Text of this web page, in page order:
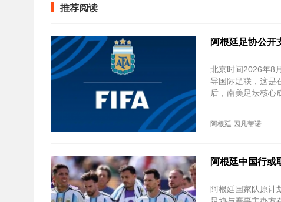
推荐阅读
阿根廷足协公开
北京时间‌2026年8
导国际足联，这是
后，南美足坛核心
阿根廷 因凡蒂诺
阿根廷中国行或
阿根廷国家队原计